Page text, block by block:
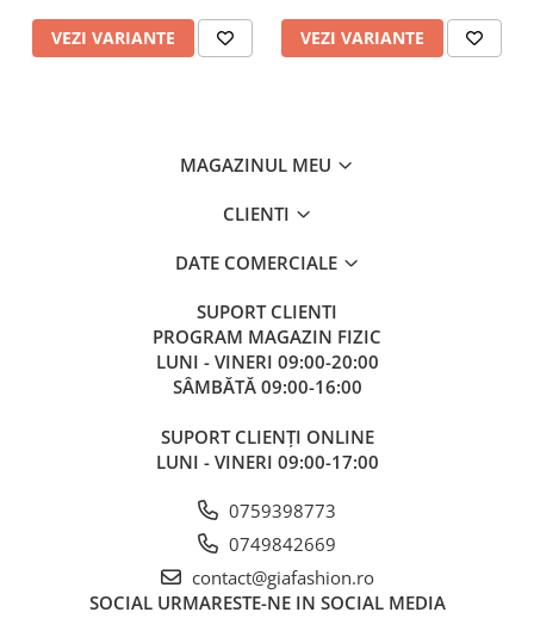
VEZI VARIANTE VEZI VARIANTE
MAGAZINUL MEU
CLIENTI
DATE COMERCIALE
SUPORT CLIENTI
PROGRAM MAGAZIN FIZIC
LUNI - VINERI 09:00-20:00
SÂMBĂTĂ 09:00-16:00
SUPORT CLIENȚI ONLINE
LUNI - VINERI 09:00-17:00
0759398773
0749842669
contact@giafashion.ro
SOCIAL URMARESTE-NE IN SOCIAL MEDIA